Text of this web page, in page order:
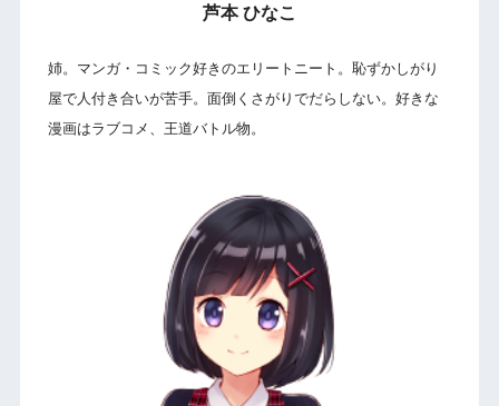
芦本 ひなこ
姉。マンガ・コミック好きのエリートニート。恥ずかしがり
屋で人付き合いが苦手。面倒くさがりでだらしない。好きな
漫画はラブコメ、王道バトル物。